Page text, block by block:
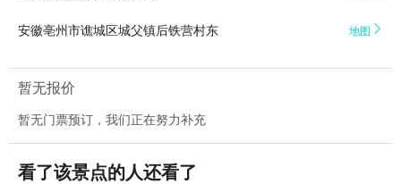
安徽亳州市谯城区城父镇后铁营村东 地图 
暂无报价
暂无门票预订，我们正在努力补充
看了该景点的人还看了